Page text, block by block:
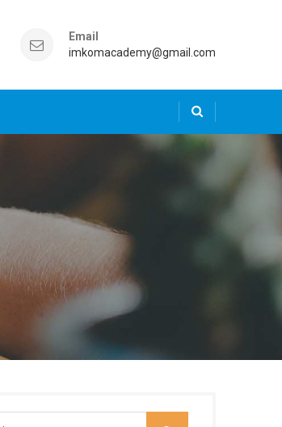
Email
imkomacademy@gmail.com